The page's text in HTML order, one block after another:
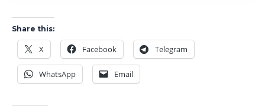
Share this:
X Facebook Telegram
WhatsApp Email